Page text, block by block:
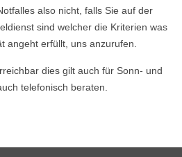
also nicht, falls Sie auf der
sind welcher die Kriterien was
angeht erfüllt, uns anzurufen.
dies gilt auch für Sonn- und
telefonisch beraten.